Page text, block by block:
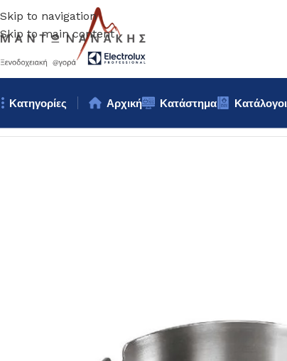
Skip to navigation
Skip to main content
Κατηγορίες Αρχική Κατάστημα Κατάλογοι